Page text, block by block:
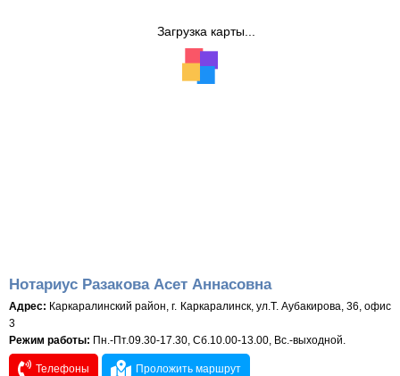
Загрузка карты...
Нотариус Разакова Асет Аннасовна
Адрес: Каркаралинский район, г. Каркаралинск, ул.Т. Аубакирова, 36, офис
3
Режим работы: Пн.-Пт.09.30-17.30, Сб.10.00-13.00, Вс.-выходной.
Телефоны Проложить маршрут